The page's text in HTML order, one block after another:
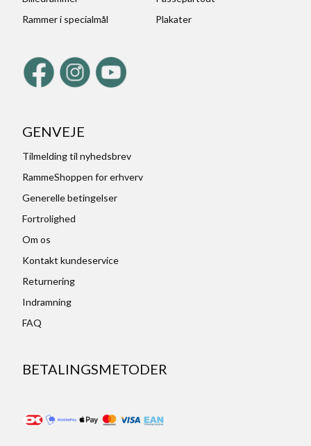
Rammer i specialmål
Plakater
GENVEJE
Tilmelding til nyhedsbrev
RammeShoppen for erhverv
Generelle betingelser
Fortrolighed
Om os
Kontakt kundeservice
Returnering
Indramning
FAQ
BETALINGSMETODER